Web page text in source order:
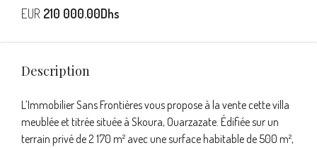
EUR 210 000.00Dhs
Description
L’Immobilier Sans Frontières vous propose à la vente cette villa
meublée et titrée située à Skoura, Ouarzazate. Édifiée sur un
terrain privé de 2 170 m² avec une surface habitable de 500 m²,